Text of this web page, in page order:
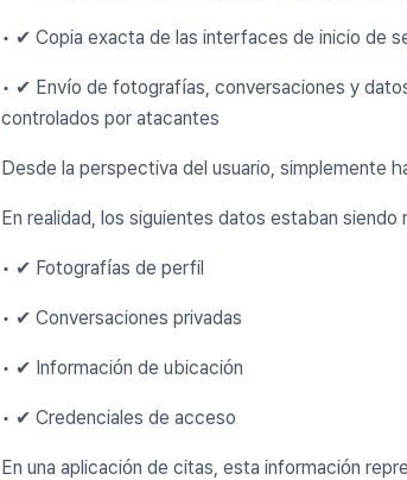
• ✔ Copia exacta de las interfaces de inicio de
• ✔ Envío de fotografías, conversaciones y
controlados por atacantes
Desde la perspectiva del usuario, simplemente
En realidad, los siguientes datos estaban siendo
• ✔ Fotografías de perfil
• ✔ Conversaciones privadas
• ✔ Información de ubicación
• ✔ Credenciales de acceso
En una aplicación de citas, esta información